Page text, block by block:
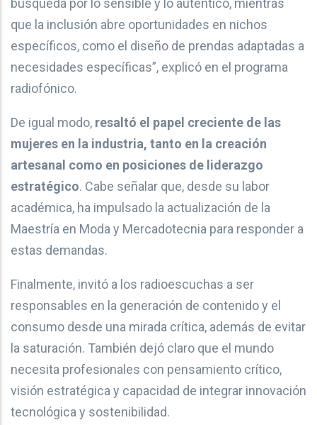
búsqueda por lo sensible y lo auténtico, mientras
que la inclusión abre oportunidades en nichos
específicos, como el diseño de prendas adaptadas a
necesidades específicas”, explicó en el programa
radiofónico.
De igual modo, resaltó el papel creciente de las
mujeres en la industria, tanto en la creación
artesanal como en posiciones de liderazgo
estratégico. Cabe señalar que, desde su labor
académica, ha impulsado la actualización de la
Maestría en Moda y Mercadotecnia para responder a
estas demandas.
Finalmente, invitó a los radioescuchas a ser
responsables en la generación de contenido y el
consumo desde una mirada crítica, además de evitar
la saturación. También dejó claro que el mundo
necesita profesionales con pensamiento crítico,
visión estratégica y capacidad de integrar innovación
tecnológica y sostenibilidad.